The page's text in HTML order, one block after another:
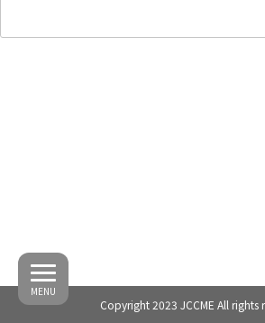
MENU
Copyright 2023 JCCME All rights